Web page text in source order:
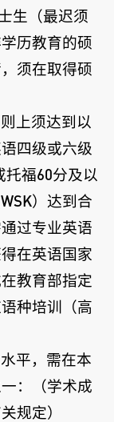
生（最迟须
历教育的硕
须在取得硕
上须达到以
四级或六级
托福60分及以
）达到合
过专业英语
在英语国家
教育部指定
种培训（高
平，需在本
：（学术成
规定）